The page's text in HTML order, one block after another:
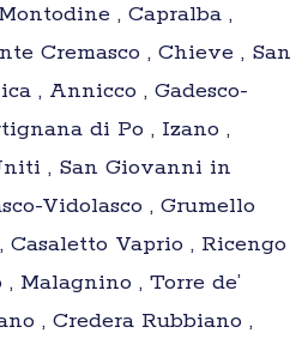
, Capralba ,
Cremasco , Chieve , San
, Annicco , Gadesco-
di Po , Izano ,
, San Giovanni in
Vidolasco , Grumello
Vaprio , Ricengo
Malagnino , Torre de’
, Credera Rubbiano ,